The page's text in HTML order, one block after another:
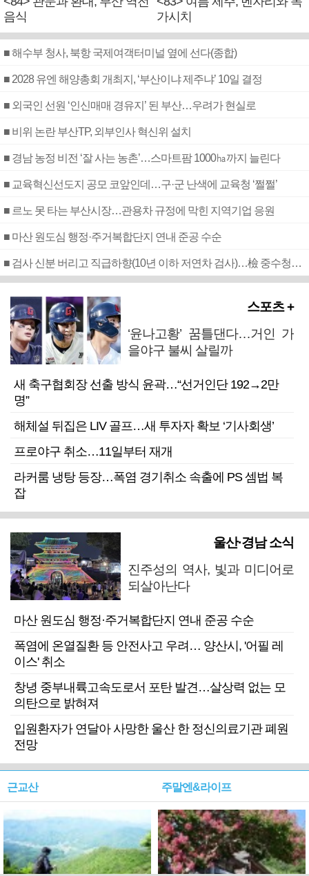
음식
가시치
■ 해수부 청사, 북항 국제여객터미널 옆에 선다(종합)
■ 2028 유엔 해양총회 개최지, ‘부산이냐 제주냐’ 10일 결정
■ 외국인 선원 ‘인신매매 경유지’ 된 부산…우려가 현실로
■ 비위 논란 부산TP, 외부인사 혁신위 설치
■ 경남 농정 비전 ‘잘 사는 농촌’…스마트팜 1000㏊까지 늘린다
■ 교육혁신선도지 공모 코앞인데…구·군 난색에 교육청 ‘쩔쩔’
■ 르노 못 타는 부산시장…관용차 규정에 막힌 지역기업 응원
■ 마산 원도심 행정·주거복합단지 연내 준공 수순
■ 검사 신분 버리고 직급하향(10년 이하 저연차 검사)…檢 중수청행 기피
스포츠 +
‘윤나고황’ 꿈틀댄다…거인 가
을야구 불씨 살릴까
새 축구협회장 선출 방식 윤곽…“선거인단 192→2만
명”
해체설 뒤집은 LIV 골프…새 투자자 확보 ‘기사회생’
프로야구 취소…11일부터 재개
라커룸 냉탕 등장…폭염 경기취소 속출에 PS 셈법 복
잡
울산·경남 소식
진주성의 역사, 빛과 미디어로
되살아난다
마산 원도심 행정·주거복합단지 연내 준공 수순
폭염에 온열질환 등 안전사고 우려… 양산시, '어필 레
이스' 취소
창녕 중부내륙고속도로서 포탄 발견…살상력 없는 모
의탄으로 밝혀져
입원환자가 연달아 사망한 울산 한 정신의료기관 폐원
전망
근교산 주말엔&라이프